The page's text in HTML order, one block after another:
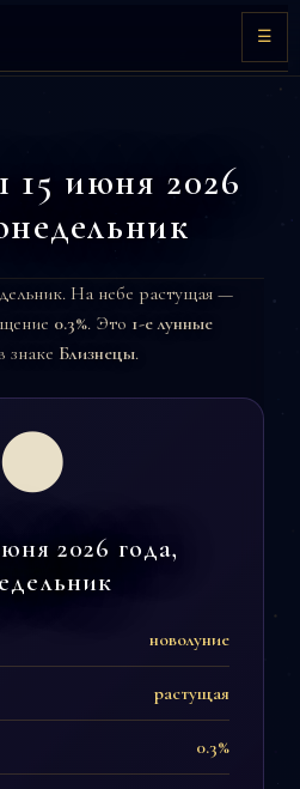
☰
июня 2026
На небе растущая —
0.3%. Это 1-е лунные
знаке Близнецы.
🌑
2026 года,
новолуние
растущая
0.3%